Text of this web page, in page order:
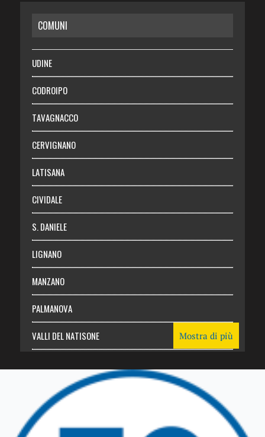
RISPARMIO
SALUTE
Necrologie
Chi siamo
Abbonati
Login
COMUNI
UDINE
CODROIPO
TAVAGNACCO
CERVIGNANO
LATISANA
CIVIDALE
S. DANIELE
LIGNANO
MANZANO
PALMANOVA
VALLI DEL NATISONE
TRICESIMO
TARCENTO
Mostra di più